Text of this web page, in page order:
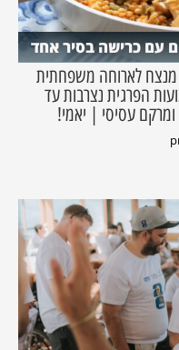
עם כרישה בסיר אחד
מנצח לארוחה משפחתית
הפרגית נצרבות עד
עסיסי | יאמי!